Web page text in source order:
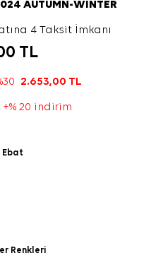
AUTUMN-WINTER
4 Taksit İmkanı
TL
2.653,00 TL
+% 20 indirim
Ebat
Renkleri